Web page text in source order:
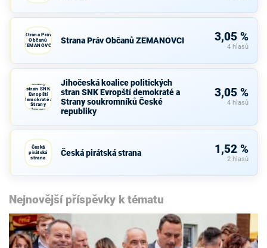
Strana Práv
Občanů
ZEMANOVCI
Strana Práv Občanů ZEMANOVCI 3,05 %
4 hlasů
politických
stran SNK
Evropští
demokraté a
Strany
soukromníků
Jihočeská koalice politických
stran SNK Evropští demokraté a
Strany soukromníků České
republiky
3,05 %
4 hlasů
Česká
pirátská
strana
Česká pirátská strana 1,52 %
2 hlasů
Nejnovější příspěvky k tématu